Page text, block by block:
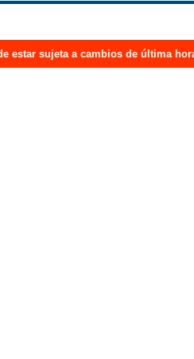
estar sujeta a cambios de última